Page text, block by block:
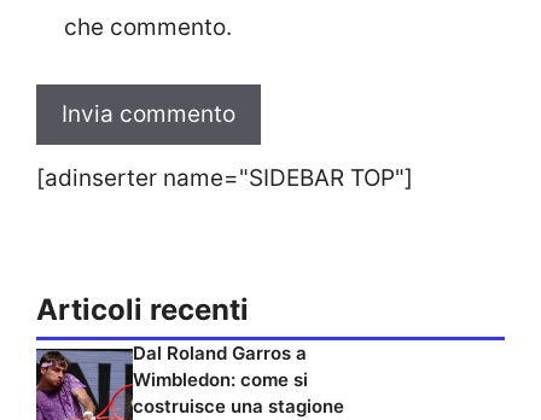
che commento.
[adinserter name="SIDEBAR TOP"]
Articoli recenti
Dal Roland Garros a
Wimbledon: come si
costruisce una stagione